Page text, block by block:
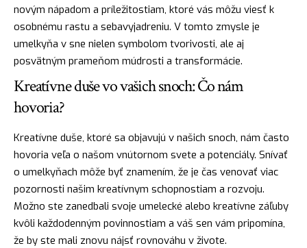
novým nápadom a príležitostiam, ktoré vás môžu viesť k
osobnému rastu a sebavyjadreniu. V tomto zmysle je
umelkyňa v sne nielen symbolom tvorivosti, ale aj
posvätným prameňom múdrosti a transformácie.
Kreatívne duše vo vašich snoch: Čo nám
hovoria?
Kreatívne duše, ktoré sa objavujú v našich snoch, nám často
hovoria veľa o našom vnútornom svete a potenciály. Snívať
o umelkyňach môže byť znamením, že je čas venovať viac
pozornosti našim kreatívnym schopnostiam a rozvoju.
Možno ste zanedbali svoje umelecké alebo kreatívne záľuby
kvôli každodenným povinnostiam a váš sen vám pripomína,
že by ste mali znovu nájsť rovnováhu v živote.